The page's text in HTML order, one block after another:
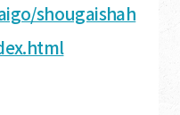
shougaishah